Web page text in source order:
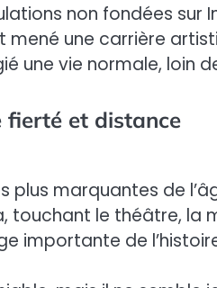
non fondées sur
mené une carrière
une vie normale, loin
fierté et distance
plus marquantes de
touchant le théâtre, la
importante de